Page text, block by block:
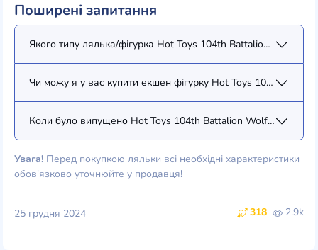
Поширені запитання
Якого типу лялька/фігурка Hot Toys 104th Battalion Wolfpack
Чи можу я у вас купити екшен фігурку Hot Toys 104th
Коли було випущено Hot Toys 104th Battalion Wolfpack Clone
Увага! Перед покупкою ляльки всі необхідні характеристики
обов'язково уточнюйте у продавця!
318 2.9k
25 грудня 2024